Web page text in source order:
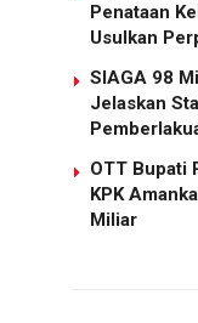
Penataan
Usulkan
SIAGA 98
Jelaskan
OTT Bupati
KPK
Miliar